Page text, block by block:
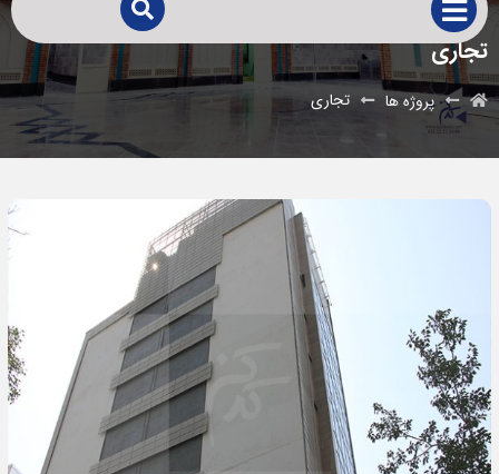
تجاری
پروژه ها تجاری